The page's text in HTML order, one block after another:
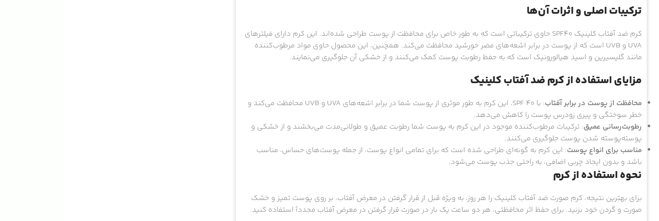
ترکیبات اصلی و اثرات آن‌ها
کرم ضد آفتاب کلینیک SPF40 حاوی ترکیباتی است که به طور خاص برای محافظت از پوست طراحی شده‌اند. این کرم دارای فیلترهای
UVA و UVB است که از پوست در برابر اشعه‌های مضر خورشید محافظت می‌کند. همچنین، این محصول حاوی مواد مرطوب‌کننده
مانند گلیسیرین و اسید هیالورونیک است که به حفظ رطوبت پوست کمک می‌کنند و از خشکی آن جلوگیری می‌نمایند.
مزایای استفاده از کرم ضد آفتاب کلینیک
محافظت از پوست در برابر آفتاب
: با SPF 40، این کرم به طور موثری از پوست شما در برابر اشعه‌های UVA و UVB محافظت می‌کند و
خطر سوختگی و پیری زودرس پوست را کاهش می‌دهد.
رطوبت‌رسانی عمیق: ترکیبات مرطوب‌کننده موجود در این کرم به پوست شما رطوبت عمیق و طولانی‌مدت می‌بخشند و از خشکی و
پوسته‌پوسته شدن پوست جلوگیری می‌کنند.
مناسب برای انواع پوست: این کرم به گونه‌ای طراحی شده است که برای تمامی انواع پوست، از جمله پوست‌های حساس، مناسب
باشد و بدون ایجاد چربی اضافی، به راحتی جذب پوست می‌شود.
نحوه استفاده از کرم
برای بهترین نتیجه، کرم صورت ضد آفتاب کلینیک را هر روز، به ویژه قبل از قرار گرفتن در معرض آفتاب، بر روی پوست تمیز و خشک
صورت و گردن خود بزنید. برای حفظ اثر محافظتی، هر دو ساعت یک بار در صورت قرار گرفتن در معرض آفتاب مجدداً استفاده کنید.